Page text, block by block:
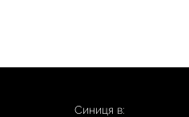
Синиця в: